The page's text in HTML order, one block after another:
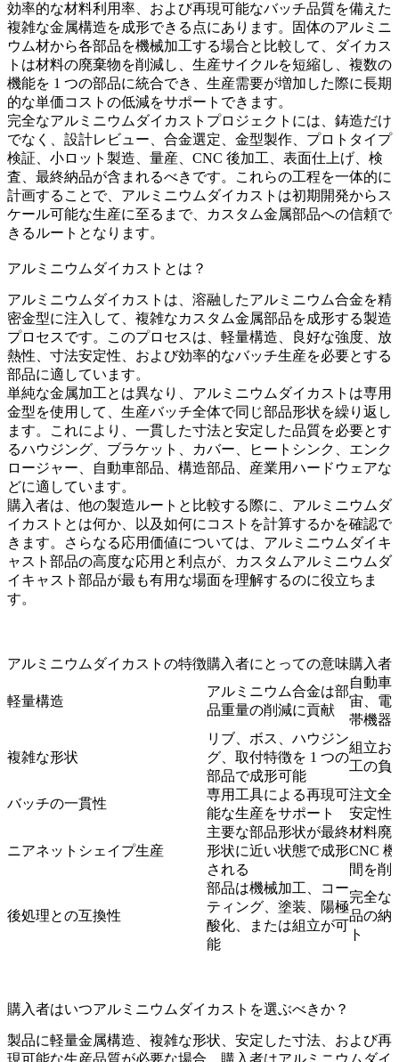
効率的な材料利用率、および再現可能なバッチ品質を備えた
複雑な金属構造を成形できる点にあります。固体のアルミニ
ウム材から各部品を機械加工する場合と比較して、ダイカス
トは材料の廃棄物を削減し、生産サイクルを短縮し、複数の
機能を 1 つの部品に統合でき、生産需要が増加した際に長期
的な単価コストの低減をサポートできます。
完全なアルミニウムダイカストプロジェクトには、鋳造だけ
でなく、設計レビュー、合金選定、金型製作、プロトタイプ
検証、小ロット製造、量産、CNC 後加工、表面仕上げ、検
査、最終納品が含まれるべきです。これらの工程を一体的に
計画することで、アルミニウムダイカストは初期開発からス
ケール可能な生産に至るまで、カスタム金属部品への信頼で
きるルートとなります。
アルミニウムダイカストとは？
アルミニウムダイカストは、溶融したアルミニウム合金を精
密金型に注入して、複雑なカスタム金属部品を成形する製造
プロセスです。このプロセスは、軽量構造、良好な強度、放
熱性、寸法安定性、および効率的なバッチ生産を必要とする
部品に適しています。
単純な金属加工とは異なり、アルミニウムダイカストは専用
金型を使用して、生産バッチ全体で同じ部品形状を繰り返し
ます。これにより、一貫した寸法と安定した品質を必要とす
るハウジング、ブラケット、カバー、ヒートシンク、エンク
ロージャー、自動車部品、構造部品、産業用ハードウェアな
どに適しています。
購入者は、他の製造ルートと比較する際に、 アルミニウムダ
イカストとは何か、以及如何にコストを計算するかを確認で
きます。さらなる応用価値については、 アルミニウムダイキ
ャスト部品の高度な応用と利点が、カスタムアルミニウムダ
イキャスト部品が最も有用な場面を理解するのに役立ちま
す。
アルミニウムダイカストの特徴購入者にとっての意味購入者
軽量構造
アルミニウム合金は部
品重量の削減に貢献
自動車
宙、電
帯機器
複雑な形状
リブ、ボス、ハウジン
グ、取付特徴を 1 つの
部品で成形可能
組立お
工の負
バッチの一貫性
専用工具による再現可
能な生産をサポート
注文全
安定性
ニアネットシェイプ生産
主要な部品形状が最終
形状に近い状態で成形
される
材料廃
CNC
間を削
後処理との互換性
部品は機械加工、コー
ティング、塗装、陽極
酸化、または組立が可
能
完全な
品の納
ト
購入者はいつアルミニウムダイカストを選ぶべきか？
製品に軽量金属構造、複雑な形状、安定した寸法、および再